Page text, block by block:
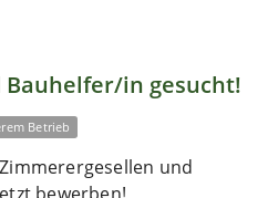
in gesucht!
Betrieb
und